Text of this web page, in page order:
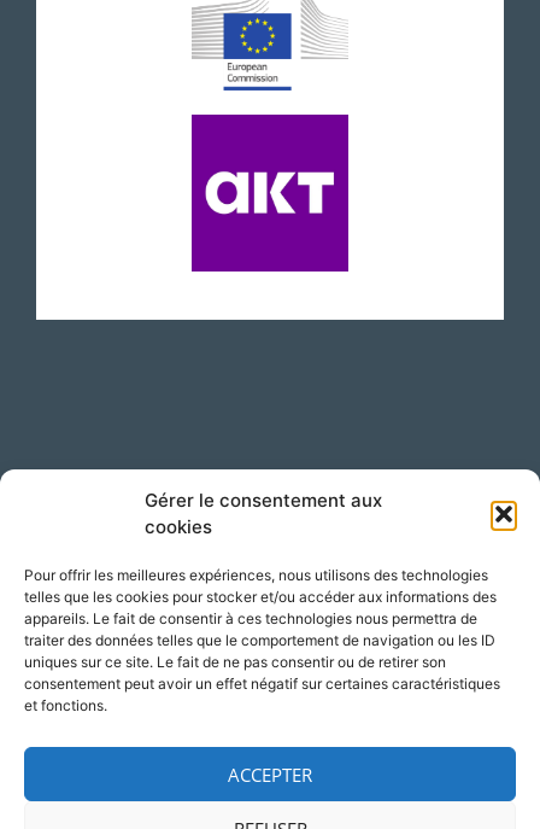
Gérer le consentement aux
cookies
Pour offrir les meilleures expériences, nous utilisons des technologies
telles que les cookies pour stocker et/ou accéder aux informations des
appareils. Le fait de consentir à ces technologies nous permettra de
traiter des données telles que le comportement de navigation ou les ID
uniques sur ce site. Le fait de ne pas consentir ou de retirer son
consentement peut avoir un effet négatif sur certaines caractéristiques
et fonctions.
ACCEPTER
Suivez-nous sur LinkedIn !
Adresse
Accès
Silversquare – Courbevoie 13
1348 Louvain-la-Neuve
Belgique